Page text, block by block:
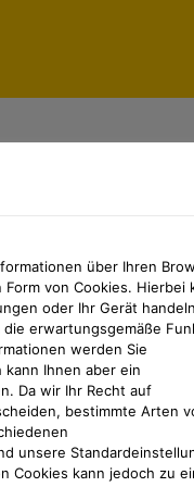
bei
klicken Sie
über Ihren
von Cookies. Hierbei
oder Ihr Gerät
erwartungsgemäße
werden Sie
Ihnen aber ein
Da wir Ihr Recht auf
bestimmte Arten
unsere
Cookies kann jedoch zu